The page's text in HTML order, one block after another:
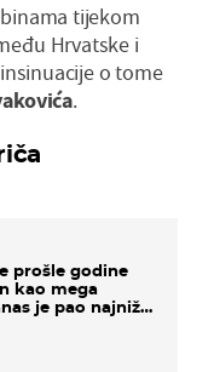
tijekom
Hrvatske i
o tome
.
prošle godine
kao mega
je pao najniže